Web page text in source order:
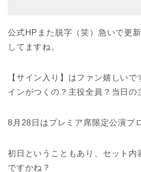
公式HPまた脱字（笑）急いで更
してますね。
【サイン入り】はファン嬉しい
インがつくの？主役全員？当日の
8月28日はプレミア席限定公演プ
初日ということもあり、セット内
ですかね？